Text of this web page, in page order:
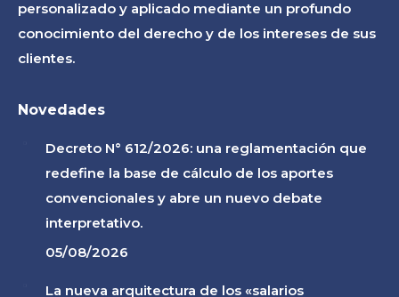
personalizado y aplicado mediante un profundo
conocimiento del derecho y de los intereses de sus
clientes.
Novedades
Decreto N° 612/2026: una reglamentación que
redefine la base de cálculo de los aportes
convencionales y abre un nuevo debate
interpretativo.
05/08/2026
La nueva arquitectura de los «salarios